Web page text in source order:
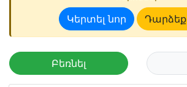
Կերտել նոր Դարձեք
Բեռնել